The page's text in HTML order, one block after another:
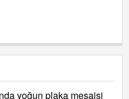
yoğun plaka mesaisi